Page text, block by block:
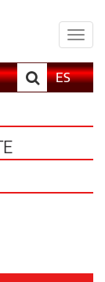
il
Buscar
ES